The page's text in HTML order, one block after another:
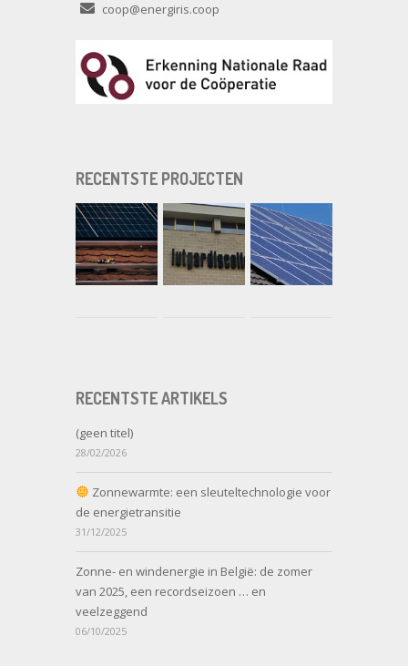
coop@energiris.coop
RECENTSTE PROJECTEN
RECENTSTE ARTIKELS
(geen titel)
28/02/2026
Zonnewarmte: een sleuteltechnologie voor
de energietransitie
31/12/2025
Zonne- en windenergie in België: de zomer
van 2025, een recordseizoen … en
veelzeggend
06/10/2025